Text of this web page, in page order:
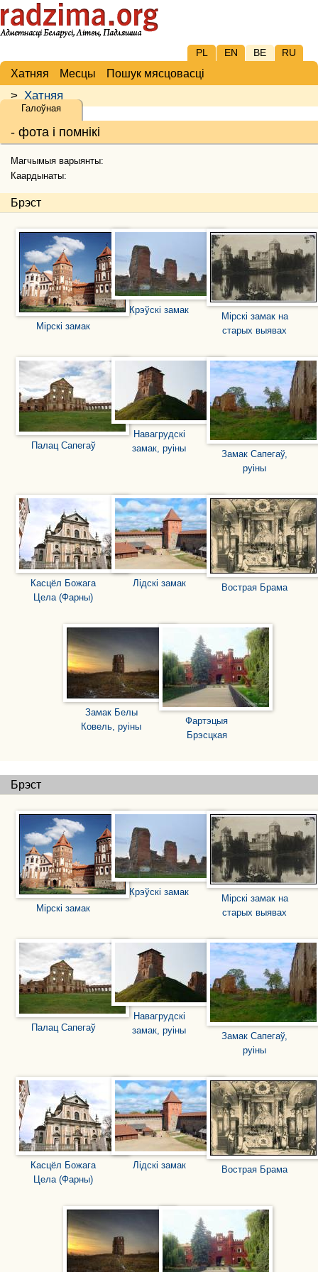
PL EN BE RU
Хатняя Месцы Пошук мясцовасці
> Хатняя
- фота і помнікі
Галоўная
Магчымыя варыянты:
Каардынаты:
Брэст
Мірскі замак
Крэўскі замак
Мірскі замак на
старых выявах
Палац Сапегаў
Навагрудскі
замак, руіны
Замак Сапегаў,
руіны
Касцёл Божага
Цела (Фарны)
Лідскі замак Вострая Брама
Замак Белы
Ковель, руіны
Фартэцыя
Брэсцкая
Брэст
Мірскі замак
Крэўскі замак
Мірскі замак на
старых выявах
Палац Сапегаў
Навагрудскі
замак, руіны
Замак Сапегаў,
руіны
Касцёл Божага
Цела (Фарны)
Лідскі замак Вострая Брама